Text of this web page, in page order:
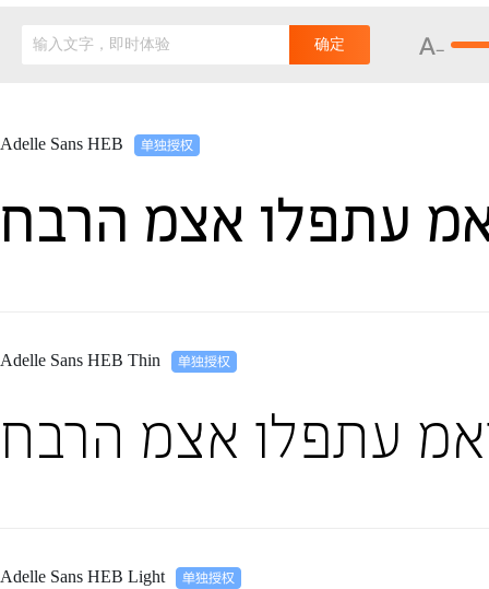
输入文字，即时体验 确定
Adelle Sans HEB
עתפלו אצמ הרבח
Adelle Sans HEB Thin
עתפלו אצמ הרבח
Adelle Sans HEB Light